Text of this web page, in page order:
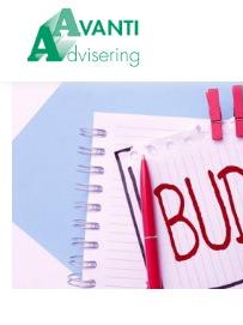
Organisatie
Onze medewerkers
NOAB gecertificeerd
Algemene verordening
gegevensbescherming
Sponsoring
Zoeken
naar: